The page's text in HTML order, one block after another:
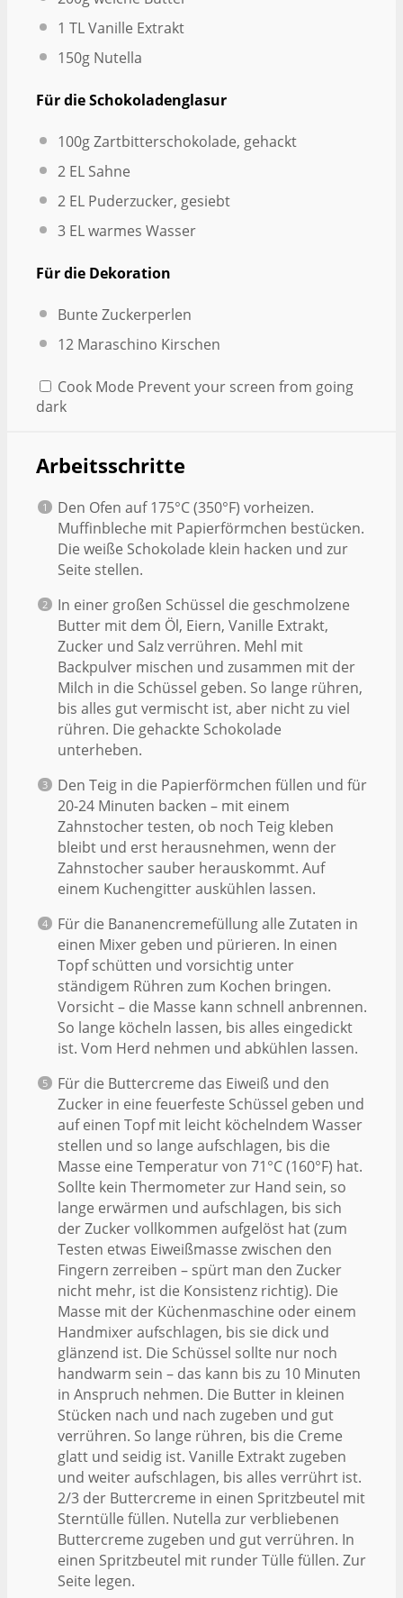
1 TL Vanille Extrakt
150g Nutella
Für die Schokoladenglasur
100gZartbitterschokolade, gehackt
2 EL Sahne
2 EL Puderzucker, gesiebt
3 EL warmes Wasser
Für die Dekoration
Bunte Zuckerperlen
12 Maraschino Kirschen
Cook Mode Prevent your screen from going
dark
Arbeitsschritte
Den Ofen auf 175°C (350°F) vorheizen.
Muffinbleche mit Papierförmchen bestücken.
Die weiße Schokolade klein hacken und zur
Seite stellen.
In einer großen Schüssel die geschmolzene
Butter mit dem Öl, Eiern, Vanille Extrakt,
Zucker und Salz verrühren. Mehl mit
Backpulver mischen und zusammen mit der
Milch in die Schüssel geben. So lange rühren,
bis alles gut vermischt ist, aber nicht zu viel
rühren. Die gehackte Schokolade
unterheben.
Den Teig in die Papierförmchen füllen und für
20-24 Minuten backen – mit einem
Zahnstocher testen, ob noch Teig kleben
bleibt und erst herausnehmen, wenn der
Zahnstocher sauber herauskommt. Auf
einem Kuchengitter auskühlen lassen.
Für die Bananencremefüllung alle Zutaten in
einen Mixer geben und pürieren. In einen
Topf schütten und vorsichtig unter
ständigem Rühren zum Kochen bringen.
Vorsicht – die Masse kann schnell anbrennen.
So lange köcheln lassen, bis alles eingedickt
ist. Vom Herd nehmen und abkühlen lassen.
Für die Buttercreme das Eiweiß und den
Zucker in eine feuerfeste Schüssel geben und
auf einen Topf mit leicht köchelndem Wasser
stellen und so lange aufschlagen, bis die
Masse eine Temperatur von 71°C (160°F) hat.
Sollte kein Thermometer zur Hand sein, so
lange erwärmen und aufschlagen, bis sich
der Zucker vollkommen aufgelöst hat (zum
Testen etwas Eiweißmasse zwischen den
Fingern zerreiben – spürt man den Zucker
nicht mehr, ist die Konsistenz richtig). Die
Masse mit der Küchenmaschine oder einem
Handmixer aufschlagen, bis sie dick und
glänzend ist. Die Schüssel sollte nur noch
handwarm sein – das kann bis zu 10 Minuten
in Anspruch nehmen. Die Butter in kleinen
Stücken nach und nach zugeben und gut
verrühren. So lange rühren, bis die Creme
glatt und seidig ist. Vanille Extrakt zugeben
und weiter aufschlagen, bis alles verrührt ist.
2/3 der Buttercreme in einen Spritzbeutel mit
Sterntülle füllen. Nutella zur verbliebenen
Buttercreme zugeben und gut verrühren. In
einen Spritzbeutel mit runder Tülle füllen. Zur
Seite legen.